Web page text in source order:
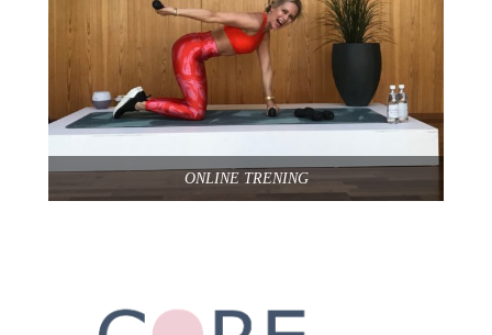
ONLINE TRENING